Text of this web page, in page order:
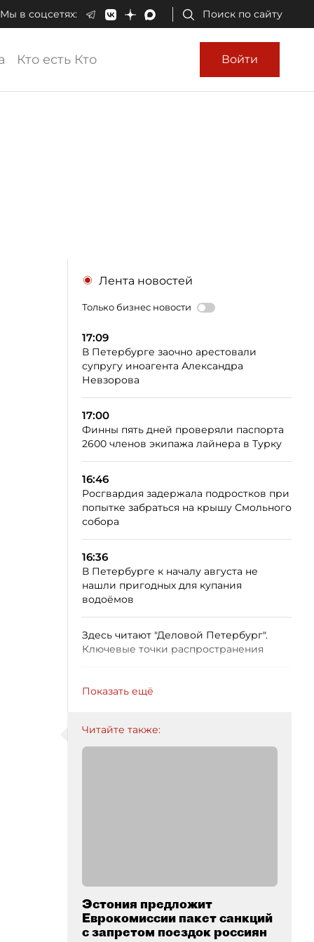
Мы в соцсетях: Поиск по сайту
Кто есть Кто Войти
Лента новостей
Только бизнес новости
17:09
В Петербурге заочно арестовали
супругу иноагента Александра
Невзорова
17:00
Финны пять дней проверяли паспорта
2600 членов экипажа лайнера в Турку
16:46
Росгвардия задержала подростков при
попытке забраться на крышу Смольного
собора
16:36
В Петербурге к началу августа не
нашли пригодных для купания
водоёмов
Здесь читают "Деловой Петербург".
Ключевые точки распространения
Показать ещё
Читайте также:
Эстония предложит
Еврокомиссии пакет санкций
с запретом поездок россиян